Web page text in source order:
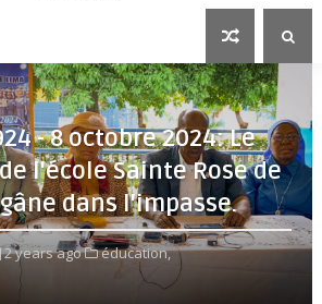
- 8 octobre 2024: Le
l'école Sainte Rose de
dans l'impasse.
2 years ago
éducation,